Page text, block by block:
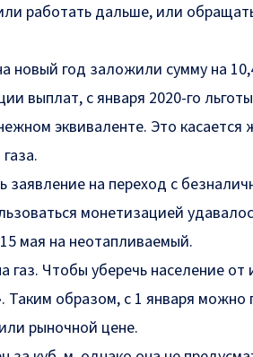
работать дальше, или
новый год заложили сумму на
выплат, с января 2020-го
эквиваленте. Это
на переход с
монетизацией
мая на неотапливаемый.
Чтобы уберечь население от
Таким образом, с 1 января можно
рыночной цене.